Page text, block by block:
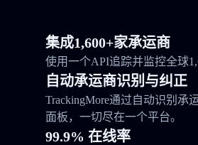
集成1,600+家承运商
使用一个API追踪并监控全球
自动承运商识别与纠正
TrackingMore通过自动识别承
面板，一切尽在一个平台。
99.9% 在线率